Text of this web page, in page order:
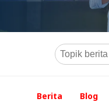
Berita Blog